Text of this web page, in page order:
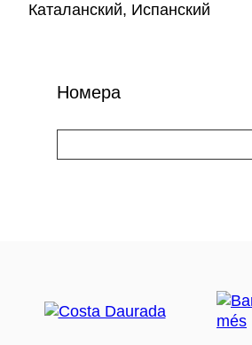
Каталанский, Испанский
Номера